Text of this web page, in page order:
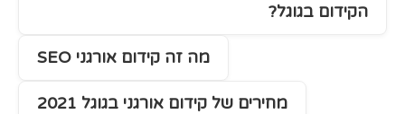
הקידום בגוגל?
מה זה קידום אורגני SEO
מחירים של קידום אורגני בגוגל 2021